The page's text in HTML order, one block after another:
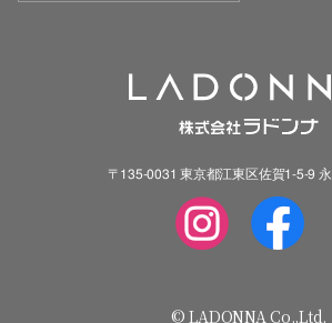
〒135-0031 東京都江東区佐賀1-5-9
© LADONNA Co.,Ltd.